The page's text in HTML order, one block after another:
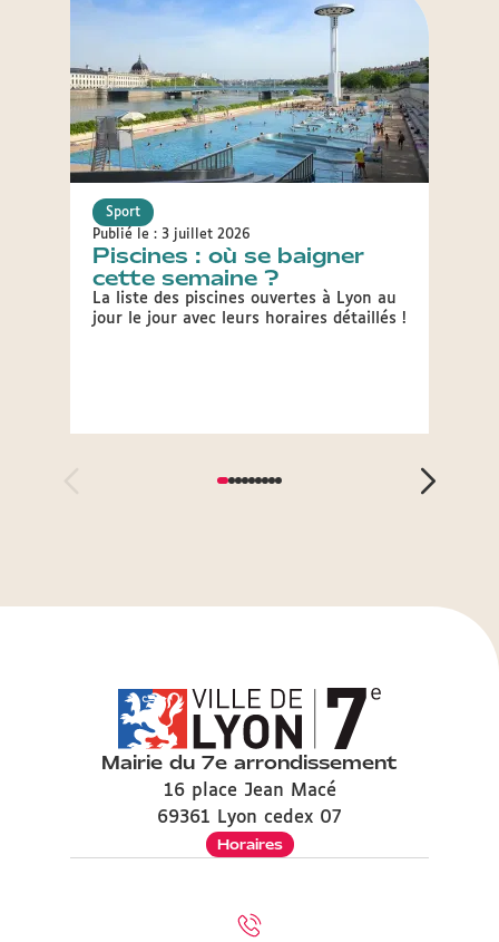
Sport
Publié le : 3 juillet 2026
Piscines : où se baigner
cette semaine ?
La liste des piscines ouvertes à Lyon au
jour le jour avec leurs horaires détaillés !
Mairie du 7e arrondissement
16 place Jean Macé
69361 Lyon cedex 07
Horaires